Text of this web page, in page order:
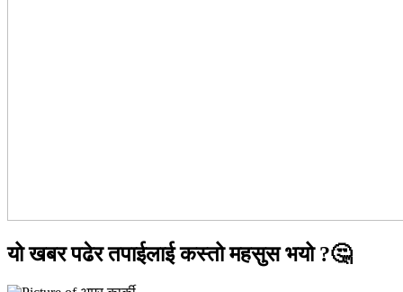
यो खबर पढेर तपाईलाई कस्तो महसुस भयो ?🤔